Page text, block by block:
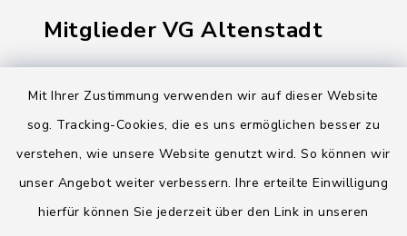
Mit Ihrer Zustimmung verwenden wir auf dieser Website
sog. Tracking-Cookies, die es uns ermöglichen besser zu
verstehen, wie unsere Website genutzt wird. So können wir
unser Angebot weiter verbessern. Ihre erteilte Einwilligung
hierfür können Sie jederzeit über den Link in unseren
Mitglieder VG Altenstadt
Markt Altenstadt
Gemeinde Osterberg
VG Altenstadt